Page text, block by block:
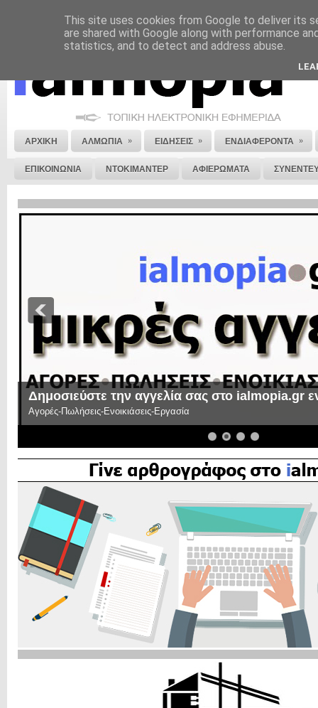
ΝΟΜΙΚΗ ΣΗΜΕΙΩΣΗ ΔΙΑΦΗΜΙΣΗ ΕΠΙΚΟΙΝΩΝΙΑ ΣΤΕΙΛΕ ΜΑΣ
ΑΡΧΙΚΗ ΑΛΜΩΠΙΑ » ΕΙΔΗΣΕΙΣ » ΕΝΔΙΑΦΕΡΟΝΤΑ »
ΕΠΙΚΟΙΝΩΝΙΑ ΝΤΟΚΙΜΑΝΤΕΡ ΑΦΙΕΡΩΜΑΤΑ
Δημοσιεύστε την αγγελία σας στο ialmopia.gr
Αγορές-Πωλήσεις-Ενοικιάσεις-Εργασία
This site uses cookies from Google to deliver its
are shared with Google along with performance
statistics, and to detect and address abuse.